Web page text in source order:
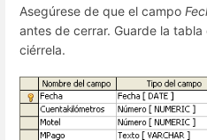
Asegúrese de que el campo
antes de cerrar. Guarde la tabla
ciérrela.